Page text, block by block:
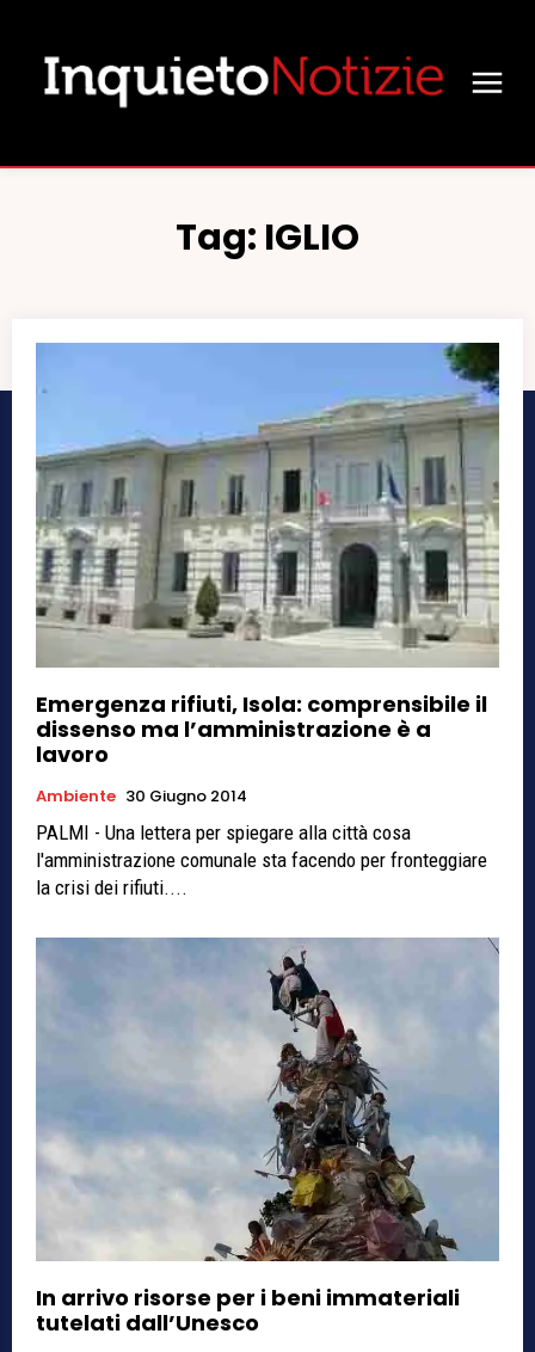
Tag: IGLIO
Emergenza rifiuti, Isola: comprensibile il
dissenso ma l’amministrazione è a
lavoro
Ambiente 30 Giugno 2014
PALMI - Una lettera per spiegare alla città cosa
l'amministrazione comunale sta facendo per fronteggiare
la crisi dei rifiuti....
In arrivo risorse per i beni immateriali
tutelati dall’Unesco